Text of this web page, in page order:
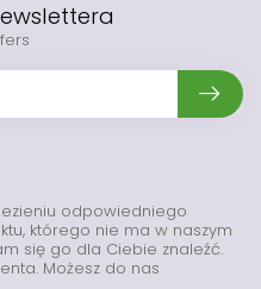
odpowiedniego
którego nie ma w naszym
się go dla Ciebie znaleźć.
Możesz do nas